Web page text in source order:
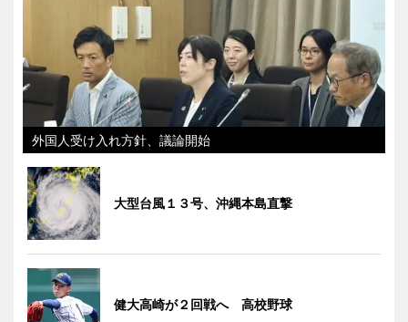
外国人受け入れ方針、議論開始
大型台風１３号、沖縄本島直撃
健大高崎が２回戦へ 高校野球